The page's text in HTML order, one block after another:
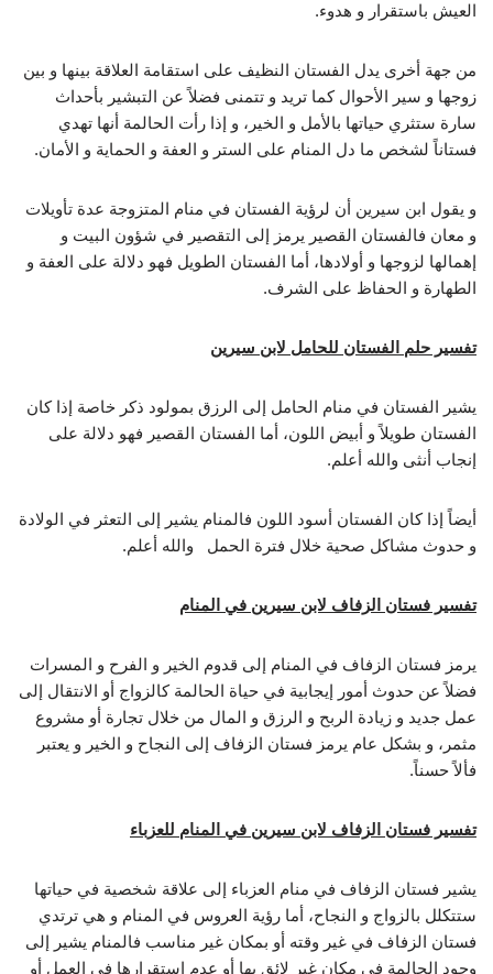
العيش باستقرار و هدوء.
من جهة أخرى يدل الفستان النظيف على استقامة العلاقة بينها و بين
زوجها و سير الأحوال كما تريد و تتمنى فضلاً عن التبشير بأحداث
سارة ستثري حياتها بالأمل و الخير، و إذا رأت الحالمة أنها تهدي
فستاناً لشخص ما دل المنام على الستر و العفة و الحماية و الأمان.
و يقول ابن سيرين أن لرؤية الفستان في منام المتزوجة عدة تأويلات
و معان فالفستان القصير يرمز إلى التقصير في شؤون البيت و
إهمالها لزوجها و أولادها، أما الفستان الطويل فهو دلالة على العفة و
الطهارة و الحفاظ على الشرف.
تفسير حلم الفستان للحامل لابن سيرين
يشير الفستان في منام الحامل إلى الرزق بمولود ذكر خاصة إذا كان
الفستان طويلاً و أبيض اللون، أما الفستان القصير فهو دلالة على
إنجاب أنثى والله أعلم.
أيضاً إذا كان الفستان أسود اللون فالمنام يشير إلى التعثر في الولادة
و حدوث مشاكل صحية خلال فترة الحمل والله أعلم.
تفسير فستان الزفاف لابن سيرين في المنام
يرمز فستان الزفاف في المنام إلى قدوم الخير و الفرح و المسرات
فضلاً عن حدوث أمور إيجابية في حياة الحالمة كالزواج أو الانتقال إلى
عمل جديد و زيادة الربح و الرزق و المال من خلال تجارة أو مشروع
مثمر، و بشكل عام يرمز فستان الزفاف إلى النجاح و الخير و يعتبر
فألاً حسناً.
تفسير فستان الزفاف لابن سيرين في المنام للعزباء
يشير فستان الزفاف في منام العزباء إلى علاقة شخصية في حياتها
ستتكلل بالزواج و النجاح، أما رؤية العروس في المنام و هي ترتدي
فستان الزفاف في غير وقته أو بمكان غير مناسب فالمنام يشير إلى
وجود الحالمة في مكان غير لائق بها أو عدم استقرارها في العمل أو